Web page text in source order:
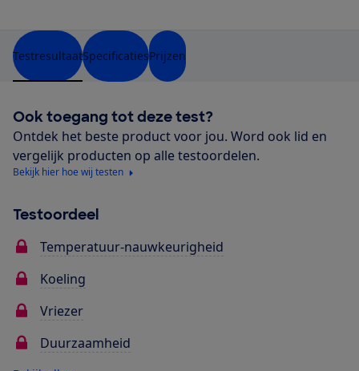
TestresultaatSpecificatiesPrijzen
Ook toegang tot deze test?
Ontdek het beste product voor jou. Word ook lid en
vergelijk producten op alle testoordelen.
Bekijk hier hoe wij testen
Testoordeel
Temperatuur-nauwkeurigheid
Koeling
Vriezer
Duurzaamheid